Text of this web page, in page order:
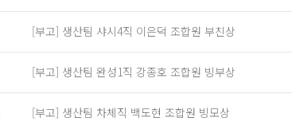
[부고] 생산팀 샤시4직 이은덕 조합원 부친상
[부고] 생산팀 완성1직 강종호 조합원 빙부상
[부고] 생산팀 차체직 백도현 조합원 빙모상